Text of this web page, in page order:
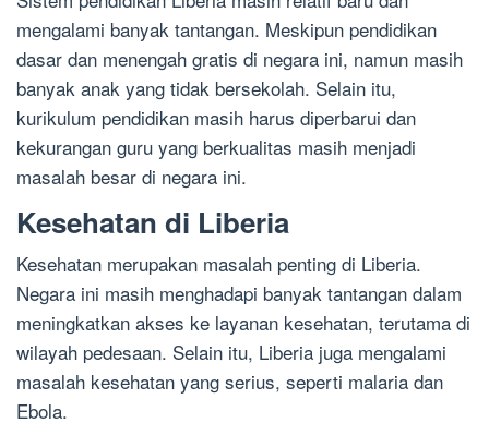
mengalami banyak tantangan. Meskipun pendidikan
dasar dan menengah gratis di negara ini, namun masih
banyak anak yang tidak bersekolah. Selain itu,
kurikulum pendidikan masih harus diperbarui dan
kekurangan guru yang berkualitas masih menjadi
masalah besar di negara ini.
Kesehatan di Liberia
Kesehatan merupakan masalah penting di Liberia.
Negara ini masih menghadapi banyak tantangan dalam
meningkatkan akses ke layanan kesehatan, terutama di
wilayah pedesaan. Selain itu, Liberia juga mengalami
masalah kesehatan yang serius, seperti malaria dan
Ebola.